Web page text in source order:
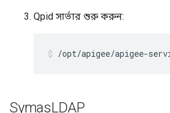
Qpid সার্ভার শুরু করুন:
/opt/apigee/apigee-
SymasLDAP